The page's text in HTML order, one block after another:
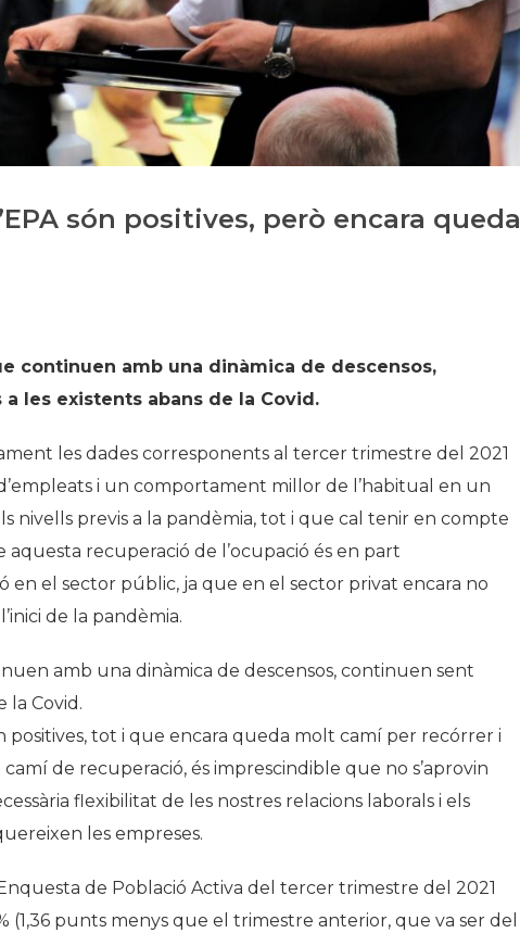
Història
Galeria de Presidents
Biblioteca Arxiu
Seu Social
són positives, però encara queda
continuen amb una dinàmica de descensos,
les existents abans de la Covid.
les dades corresponents al tercer trimestre del 2021
i un comportament millor de l’habitual en un
nivells previs a la pandèmia, tot i que cal tenir en compte
recuperació de l’ocupació és en part
en el sector públic, ja que en el sector privat encara no
de la pandèmia.
amb una dinàmica de descensos, continuen sent
la Covid.
positives, tot i que encara queda molt camí per recórrer i
de recuperació, és imprescindible que no s’aprovin
flexibilitat de les nostres relacions laborals i els
les empreses.
de Població Activa del tercer trimestre del 2021
(1,36 punts menys que el trimestre anterior, que va ser del